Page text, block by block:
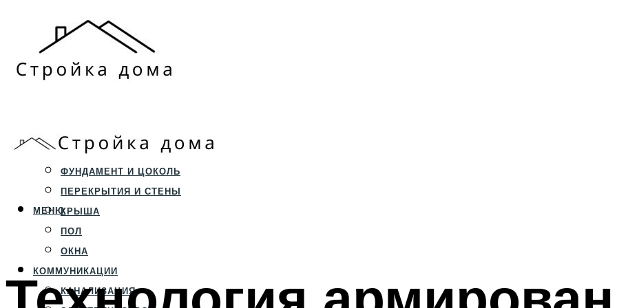
СТРОИТЕЛЬСТВО
ФУНДАМЕНТ И ЦОКОЛЬ
ПЕРЕКРЫТИЯ И СТЕНЫ
КРЫША
ПОЛ
ОКНА
КОММУНИКАЦИИ
КАНАЛИЗАЦИЯ
МЕНЮ